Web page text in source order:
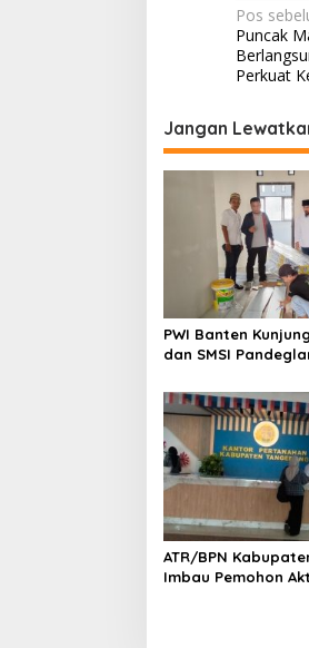
N
a
v
i
g
a
s
i
p
o
s
Pos
Puncak
Perkuat
Jangan
PWI Banten
dan SMSI
Organisasi
ATR/BPN
Imbau Pemohon